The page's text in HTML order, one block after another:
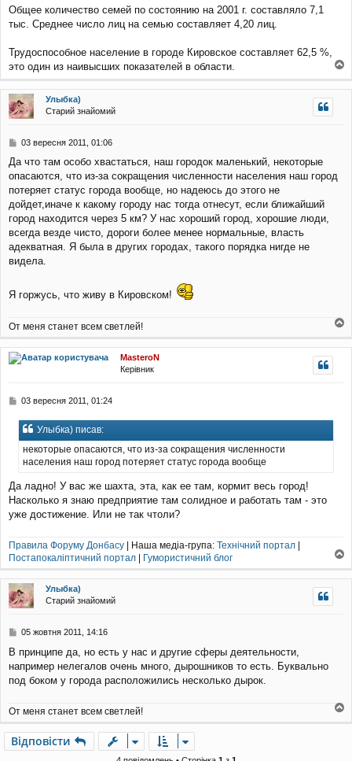
Общее количество семей по состоянию на 2001 г. составляло 7,1
тыс. Среднее число лиц на семью составляет 4,20 лиц.
Трудоспособное население в городе Кировское составляет 62,5 %,
это один из наивысших показателей в области.
о
г
Улыбка)
Старий знайомий
П
в
і
д
о
л
е
н
н
03 вересня 2011, 01:06
Да что там особо хвастаться, наш городок маленький, некоторые
опасаются, что из-за сокращения численности населения наш город
потеряет статус города вообще, но надеюсь до этого не
дойдет,иначе к какому городу нас тогда отнесут, если ближайший
город находится через 5 км? У нас хороший город, хорошие люди,
всегда везде чисто, дороги более менее нормальные, власть
адекватная. Я была в других городах, такого порядка нигде не
видела.
Я горжусь, что живу в Кировском!
От меня станет всем светлей!
г
MasteroN
Керівник
П
в
л
н
н
03 вересня 2011, 01:24
Улыбка) писав:
некоторые опасаются, что из-за сокращения численности
населения наш город потеряет статус города вообще
Да ладно! У вас же шахта, эта, как ее там, кормит весь город!
Насколько я знаю предприятие там солидное и работать там - это
уже достижение. Или не так чтоли?
Правила Форуму Донбасу | Наша медіа-група: Технічний портал
Постапокаліптичний портал
Гумористичний блог
о
г
Улыбка)
Старий знайомий
П
в
і
д
л
е
н
н
05 жовтня 2011, 14:16
В принципе да, но есть у нас и другие сферы деятельности,
например нелегалов очень много, дырошников то есть. Буквально
под боком у города расположились несколько дырок.
От меня станет всем светлей!
Відповісти